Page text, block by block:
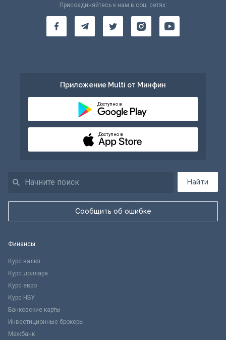
Найти
Сообщить об ошибке
Присоединяйтесь к нам в соц. сетях:
Приложение Multi от Минфин
Доступно в
Доступно в
Финансы
Курс валют
Курс доллара
Курс евро
Курс НБУ
Банковские карты
Инвестиционные брокеры
Межбанк